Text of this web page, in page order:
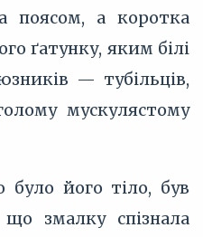
поясом, а коротка
ґатунку, яким білі
— тубільців,
мускулястому
було його тіло, був
змалку спізнала